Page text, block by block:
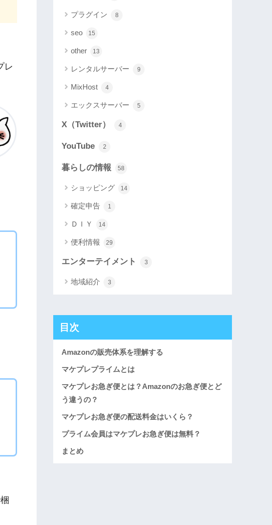
レ
プラグイン 8
seo 15
other 13
レンタルサーバー 9
MixHost 4
エックスサーバー 5
X（Twitter） 4
YouTube 2
暮らしの情報 58
ショッピング 14
確定申告 1
ＤＩＹ 14
便利情報 29
エンターテイメント 3
地域紹介 3
目次
Amazonの販売体系を理解する
マケプレプライムとは
マケプレお急ぎ便とは？Amazonのお急ぎ便とど
う違うの？
マケプレお急ぎ便の配送料金はいくら？
プライム会員はマケプレお急ぎ便は無料？
まとめ